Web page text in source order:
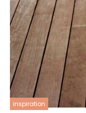
inspiration